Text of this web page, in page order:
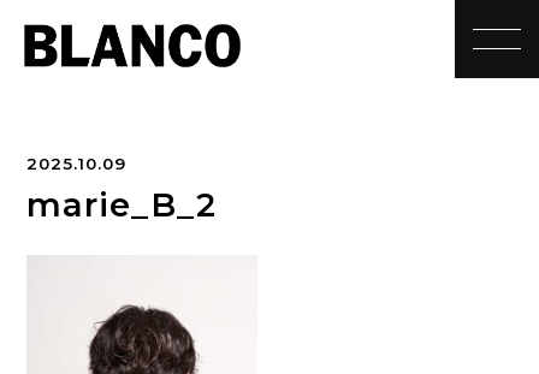
2025.10.09
marie_B_2